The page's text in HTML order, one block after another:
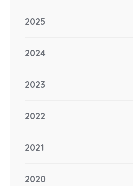
2025
2024
2023
2022
2021
2020